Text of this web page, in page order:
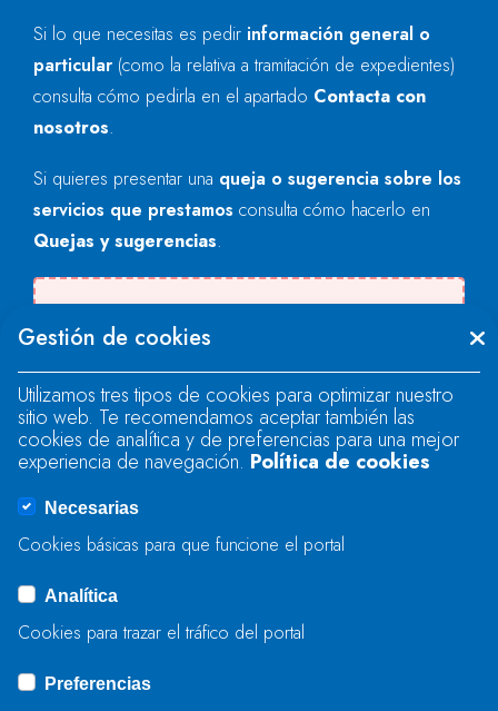
Si lo que necesitas es pedir información general o
particular (como la relativa a tramitación de expedientes)
consulta cómo pedirla en el apartado Contacta con
nosotros.
Si quieres presentar una queja o sugerencia sobre los
servicios que prestamos consulta cómo hacerlo en
Quejas y sugerencias.
"text".
Se produjo un error al cargar el campo
"text".
Se produjo un error al cargar el campo
ENVIAR
Gestión de cookies
Utilizamos tres tipos de cookies para optimizar nuestro
sitio web. Te recomendamos aceptar también las
cookies de analítica y de preferencias para una mejor
experiencia de navegación. Política de cookies
Necesarias
Cookies básicas para que funcione el portal
Analítica
Cookies para trazar el tráfico del portal
Preferencias